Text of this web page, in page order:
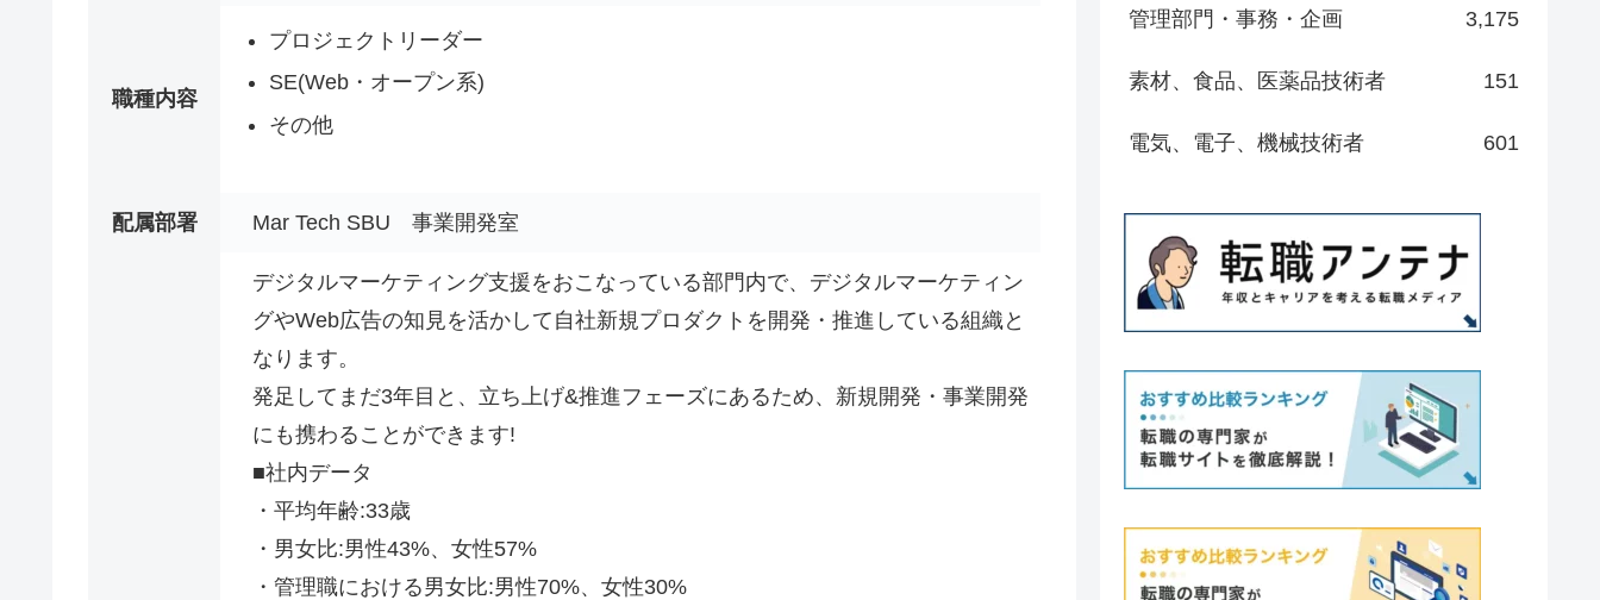
職種内容
プロジェクトリーダー
SE(Web・オープン系)
その他
配属部署 Mar Tech SBU 事業開発室
デジタルマーケティング支援をおこなっている部門内で、デジタルマーケティン
グやWeb広告の知見を活かして自社新規プロダクトを開発・推進している組織と
なります。
発足してまだ3年目と、立ち上げ&推進フェーズにあるため、新規開発・事業開発
にも携わることができます!
■社内データ
・平均年齢:33歳
・男女比:男性43%、女性57%
・管理職における男女比:男性70%、女性30%
管理部門・事務・企画 3,175
素材、食品、医薬品技術者 151
電気、電子、機械技術者 601